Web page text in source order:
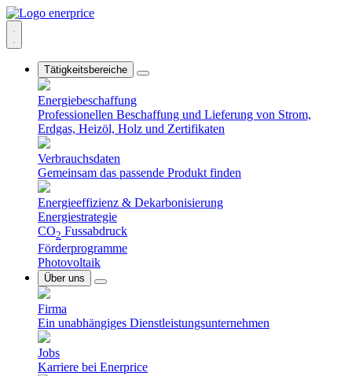
Tätigkeitsbereiche
Energiebeschaffung
Professionellen Beschaffung und Lieferung von Strom,
Erdgas, Heizöl, Holz und Zertifikaten
Verbrauchsdaten
Gemeinsam das passende Produkt finden
Energieeffizienz & Dekarbonisierung
Energiestrategie
CO2 Fussabdruck
Förderprogramme
Photovoltaik
Über uns
Firma
Ein unabhängiges Dienstleistungsunternehmen
Jobs
Karriere bei Enerprice